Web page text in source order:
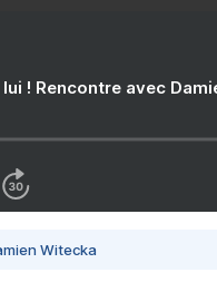
! Rencontre avec
Witecka